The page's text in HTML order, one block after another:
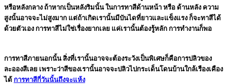
หรือหลังกลาง ถ้าหากเป็นหลังริมนั้น ในการทาสีด้านหน้า หรือ ด้านหลัง ความ
สูงนั้นอาจจะไม่สูงมาก แต่ถ้าเกิดเรานั้นมีบันไดที่ยาวและแข็งแรง ก็จะทาสีได้
ด้วยตัวเอง การทาสีไม่ใช่เรื่องยากเลย แค่เรานั้นต้องรู้หลัก การทำงานก็พอ
การทาสีภายนอกนั้น สิ่งที่เรานั้นอาจจะต้องระวังเป็นพิเศษก็คือการปลิวของ
ละอองสีเลย เพราะว่าสีของเรานั้นอาจจะปลิวไปกระเด็นโดนบ้านใกล้เรืองเคือง
ได้ การทาสีกี่วันนั้นถึงจะแห้ง